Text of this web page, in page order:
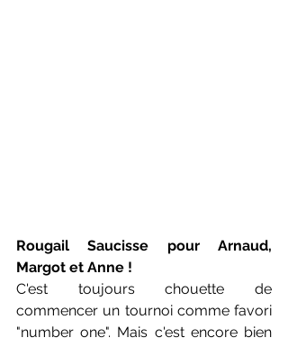
Rougail Saucisse pour Arnaud,
Margot et Anne !
C'est toujours chouette de
commencer un tournoi comme favori
"number one". Mais c'est encore bien